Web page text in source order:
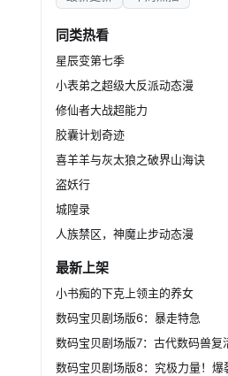
同类热看
星辰变第七季
小表弟之超级大反派动态漫
修仙者大战超能力
胶囊计划奇迹
喜羊羊与灰太狼之破界山海诀
盗妖行
城隍录
人族禁区，神魔止步动态漫
最新上架
小书痴的下克上领主的养女
数码宝贝剧场版6：暴走特急
数码宝贝剧场版7：古代数码兽复
数码宝贝剧场版8：究极力量！爆